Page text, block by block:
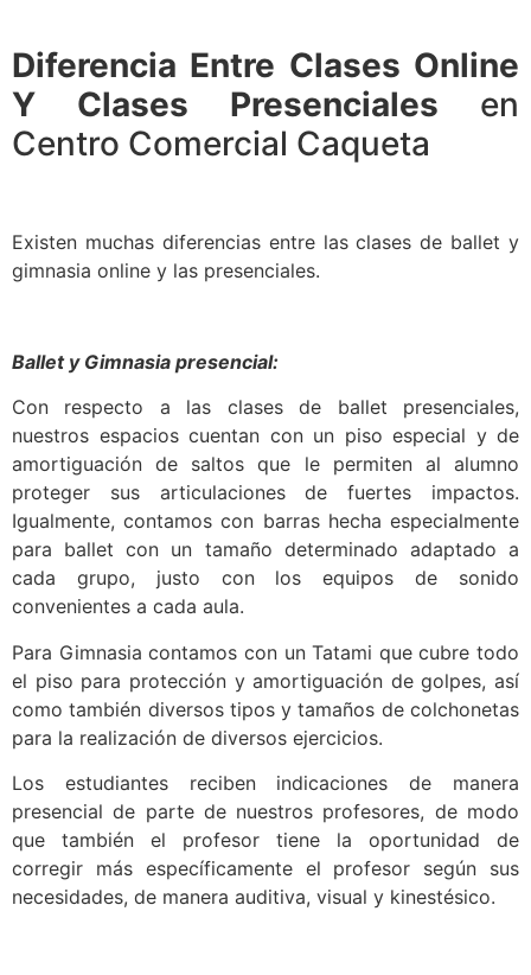
Diferencia Entre Clases Online
Y Clases Presenciales en
Centro Comercial Caqueta
Existen muchas diferencias entre las clases de ballet y
gimnasia online y las presenciales.
Ballet y Gimnasia presencial:
Con respecto a las clases de ballet presenciales,
nuestros espacios cuentan con un piso especial y de
amortiguación de saltos que le permiten al alumno
proteger sus articulaciones de fuertes impactos.
Igualmente, contamos con barras hecha especialmente
para ballet con un tamaño determinado adaptado a
cada grupo, justo con los equipos de sonido
convenientes a cada aula.
Para Gimnasia contamos con un Tatami que cubre todo
el piso para protección y amortiguación de golpes, así
como también diversos tipos y tamaños de colchonetas
para la realización de diversos ejercicios.
Los estudiantes reciben indicaciones de manera
presencial de parte de nuestros profesores, de modo
que también el profesor tiene la oportunidad de
corregir más específicamente el profesor según sus
necesidades, de manera auditiva, visual y kinestésico.